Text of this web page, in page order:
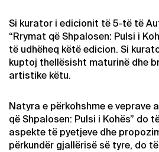
Si kurator i edicionit të 5-të të
“Rrymat që Shpalosen: Pulsi i
të udhëheq këtë edicion. Si
kuptoj thellësisht maturinë dhe
artistike këtu.
Natyra e përkohshme e veprave
që Shpalosen: Pulsi i Kohës” do
aspekte të pyetjeve dhe
përkundër gjallërisë së tyre, do